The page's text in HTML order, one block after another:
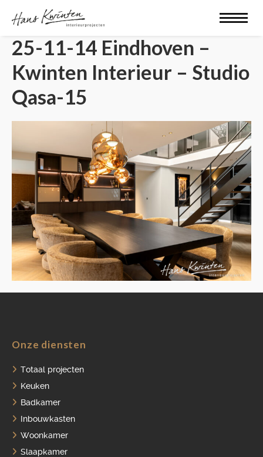
25-11-14 Eindhoven –
Kwinten Interieur – Studio
Qasa-15
Onze diensten
Totaal projecten
Keuken
Badkamer
Inbouwkasten
Woonkamer
Slaapkamer
ONDERHOUDSPRODUCTEN